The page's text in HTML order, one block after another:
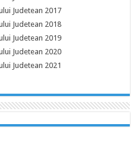
Judetean 2017
Judetean 2018
Judetean 2019
Judetean 2020
Judetean 2021